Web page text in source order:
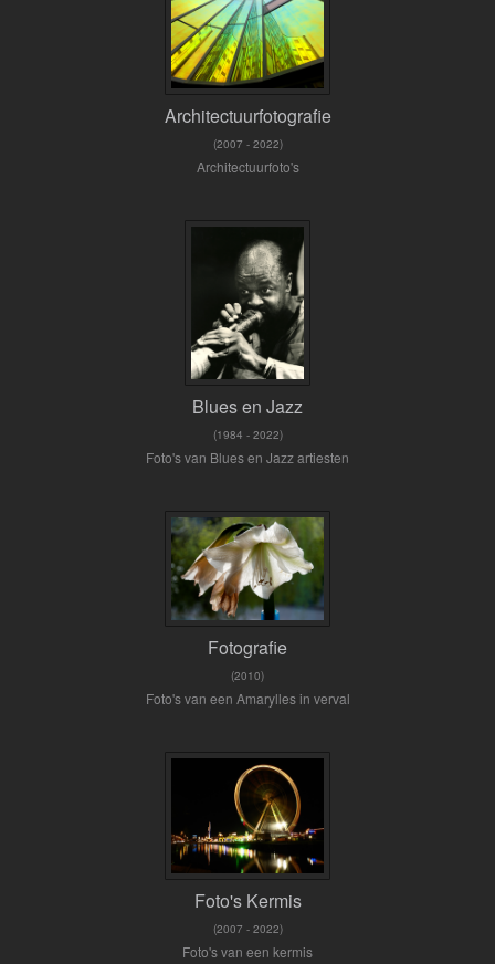
Architectuurfotografie
(2007 - 2022)
Architectuurfoto's
Blues en Jazz
(1984 - 2022)
Foto's van Blues en Jazz artiesten
Fotografie
(2010)
Foto's van een Amarylles in verval
Foto's Kermis
(2007 - 2022)
Foto's van een kermis